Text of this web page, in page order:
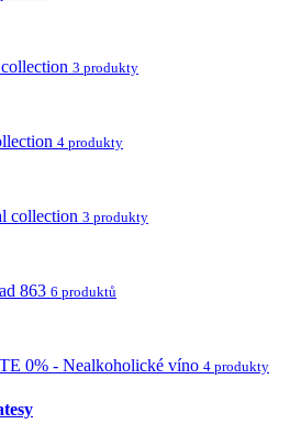
3 produkty
4 produkty
collection 3 produkty
863 6 produktů
0% - Nealkoholické víno 4 produkty